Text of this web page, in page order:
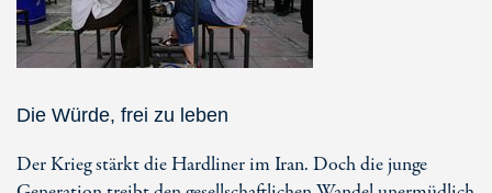
Die Würde, frei zu leben
Der Krieg stärkt die Hardliner im Iran. Doch die junge